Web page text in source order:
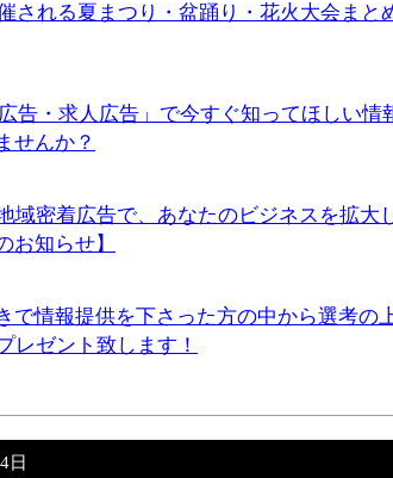
される夏まつり・盆踊り・花火大会まと
告・求人広告」で今すぐ知ってほしい情
せんか？
域密着広告で、あなたのビジネスを拡大
お知らせ】
で情報提供を下さった方の中から選考の
レゼント致します！
日